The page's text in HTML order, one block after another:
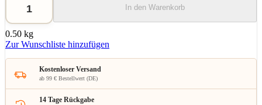
In den Warenkorb
0.50 kg
Zur Wunschliste hinzufügen
Kostenloser Versand
ab 99 € Bestellwert (DE)
14 Tage Rückgabe